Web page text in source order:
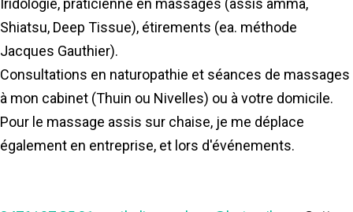
Iridologie, praticienne en massages (assis amma,
Shiatsu, Deep Tissue), étirements (ea. méthode
Jacques Gauthier).
Consultations en naturopathie et séances de massages
à mon cabinet (Thuin ou Nivelles) ou à votre domicile.
Pour le massage assis sur chaise, je me déplace
également en entreprise, et lors d'événements.